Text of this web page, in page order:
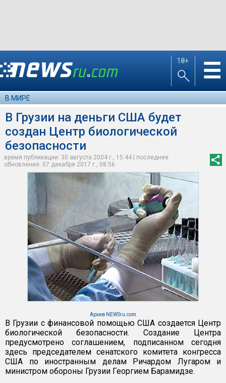
18+ ☰
В МИРЕ
В Грузии на деньги США будет
создан Центр биологической
безопасности
время публикации: 30 августа 2004 г., 15:44 | последнее
обновление: 07 декабря 2017 г., 08:56
Архив NEWSru.com
В Грузии с финансовой помощью США создается Центр
биологической безопасности. Создание Центра
предусмотрено соглашением, подписанном сегодня
здесь председателем сенатского комитета конгресса
США по иностранным делам Ричардом Лугаром и
министром обороны Грузии Георгием Барамидзе.